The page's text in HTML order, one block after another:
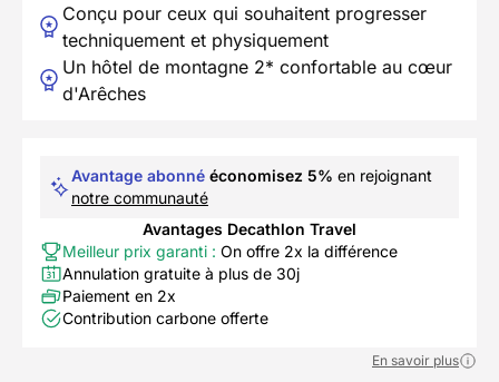
Conçu pour ceux qui souhaitent progresser
techniquement et physiquement
Un hôtel de montagne 2* confortable au cœur
d'Arêches
Avantage abonné économisez 5% en rejoignant
notre communauté
Avantages Decathlon Travel
Meilleur prix garanti : On offre 2x la différence
Annulation gratuite à plus de 30j
Paiement en 2x
Contribution carbone offerte
En savoir plus